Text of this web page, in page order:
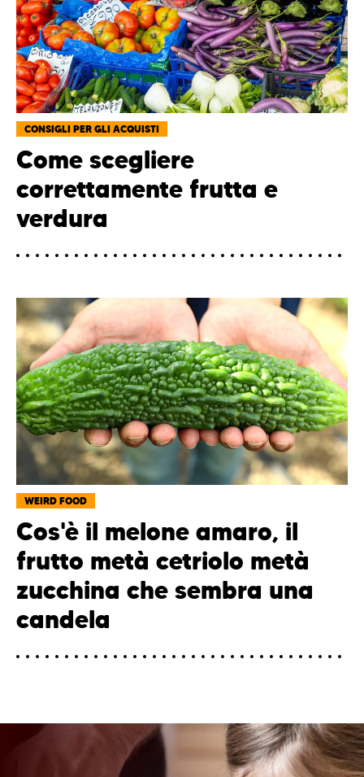
CONSIGLI PER GLI ACQUISTI
Come scegliere
correttamente frutta e
verdura
WEIRD FOOD
Cos'è il melone amaro, il
frutto metà cetriolo metà
zucchina che sembra una
candela